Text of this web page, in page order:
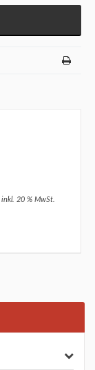
inkl. 20 % MwSt.